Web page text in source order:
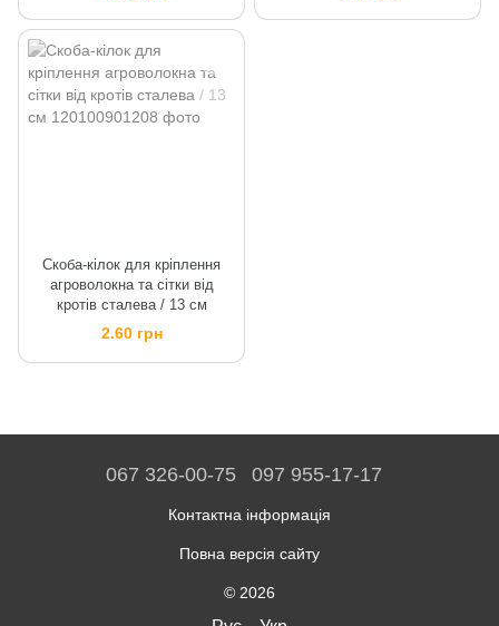
Скоба-кілок для кріплення
агроволокна та сітки від
кротів сталева / 13 см
2.60 грн
067 326-00-75 097 955-17-17
Контактна інформація
Повна версія сайту
© 2026